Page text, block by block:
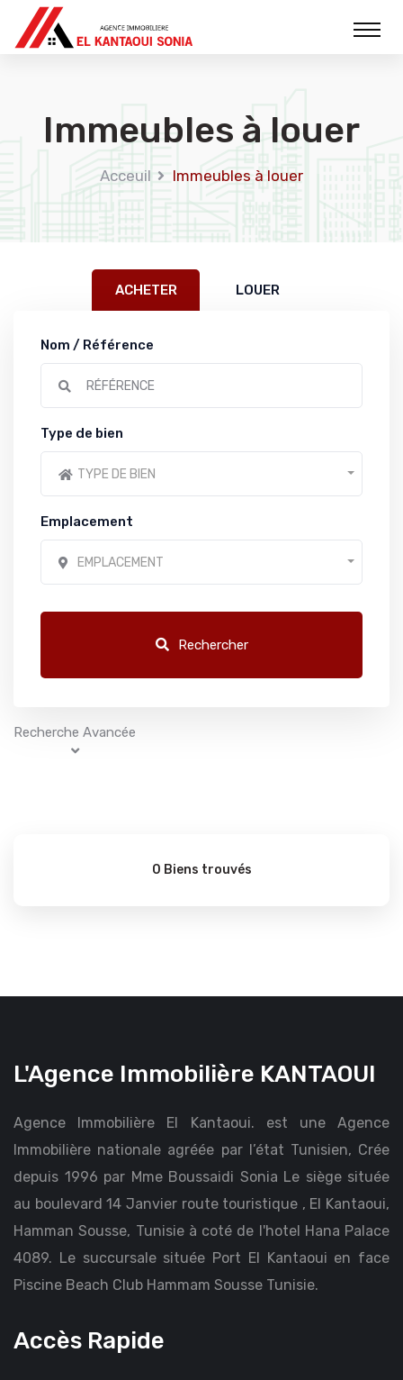
Immeubles à louer
Acceuil Immeubles à louer
ACHETER LOUER
Nom / Référence
Type de bien
TYPE DE BIEN
Emplacement
EMPLACEMENT
Rechercher
Recherche Avancée
0 Biens trouvés
L'Agence Immobilière KANTAOUI
Agence Immobilière El Kantaoui. est une Agence
Immobilière nationale agréée par l’état Tunisien, Crée
depuis 1996 par Mme Boussaidi Sonia Le siège située
au boulevard 14 Janvier route touristique , El Kantaoui,
Hamman Sousse, Tunisie à coté de l'hotel Hana Palace
4089. Le succursale située Port El Kantaoui en face
Piscine Beach Club Hammam Sousse Tunisie.
Accès Rapide